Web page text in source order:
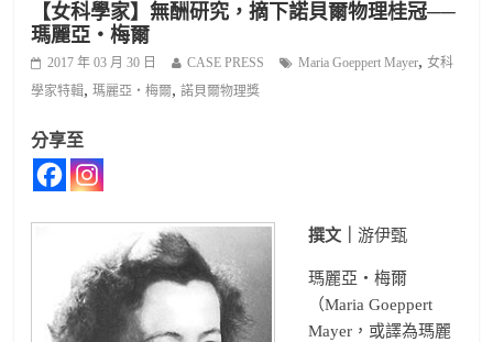
【女科學家】無酬研究，摘下諾貝爾物理桂冠──
瑪麗亞‧梅爾
2017 年 03 月 30 日 CASE PRESS Maria Goeppert Mayer,女科
學家特輯,瑪麗亞‧梅爾,諾貝爾物理獎
分享至
撰文｜游伊甄
瑪麗亞‧梅爾
（Maria Goeppert
Mayer，或譯為瑪麗